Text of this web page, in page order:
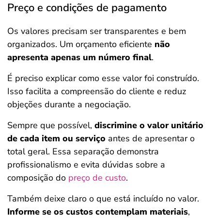
Preço e condições de pagamento
Os valores precisam ser transparentes e bem
organizados. Um orçamento eficiente não
apresenta apenas um número final.
É preciso explicar como esse valor foi construído.
Isso facilita a compreensão do cliente e reduz
objeções durante a negociação.
Sempre que possível, discrimine o valor unitário
de cada item ou serviço antes de apresentar o
total geral. Essa separação demonstra
profissionalismo e evita dúvidas sobre a
composição do preço de custo.
Também deixe claro o que está incluído no valor.
Informe se os custos contemplam materiais,